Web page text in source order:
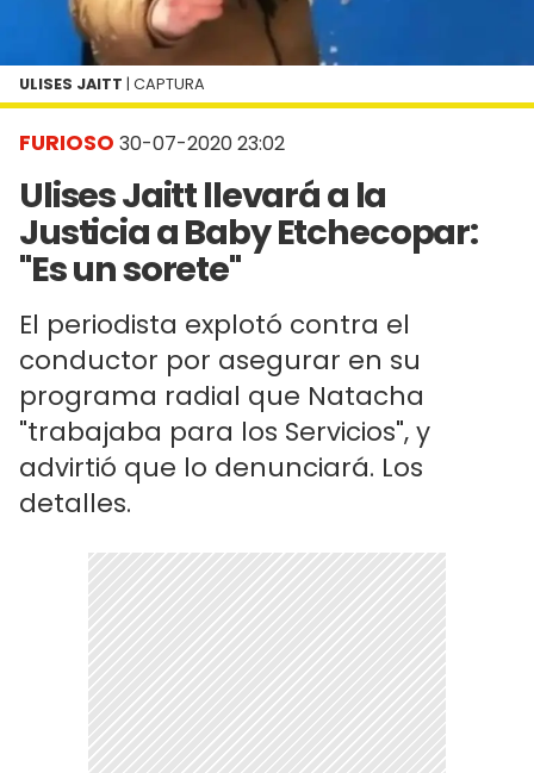
FURIOSO 30-07-2020 23:02
Ulises Jaitt llevará a la
Justicia a Baby Etchecopar:
"Es un sorete"
El periodista explotó contra el
conductor por asegurar en su
programa radial que Natacha
"trabajaba para los Servicios", y
advirtió que lo denunciará. Los
detalles.
ULISES JAITT | CAPTURA